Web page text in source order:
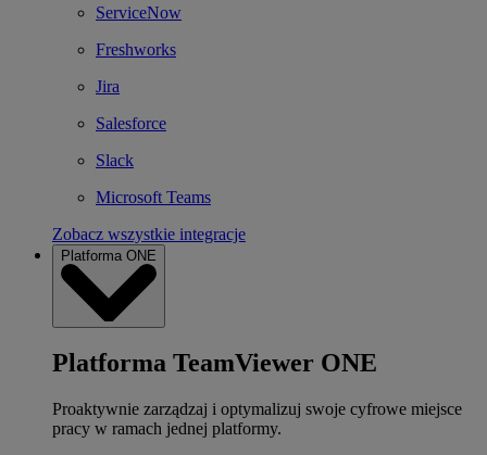
ServiceNow
Freshworks
Jira
Salesforce
Slack
Microsoft Teams
Zobacz wszystkie integracje
Platforma ONE
Platforma TeamViewer ONE
Proaktywnie zarządzaj i optymalizuj swoje cyfrowe miejsce
pracy w ramach jednej platformy.